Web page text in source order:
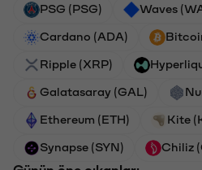
PSG (PSG) Waves
Cardano (ADA)
Ripple (XRP)
Galatasaray (GAL)
Ethereum (ETH) Kite
Synapse (SYN) Chiliz